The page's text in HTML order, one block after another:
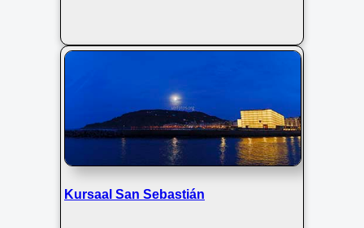
Kursaal San Sebastián